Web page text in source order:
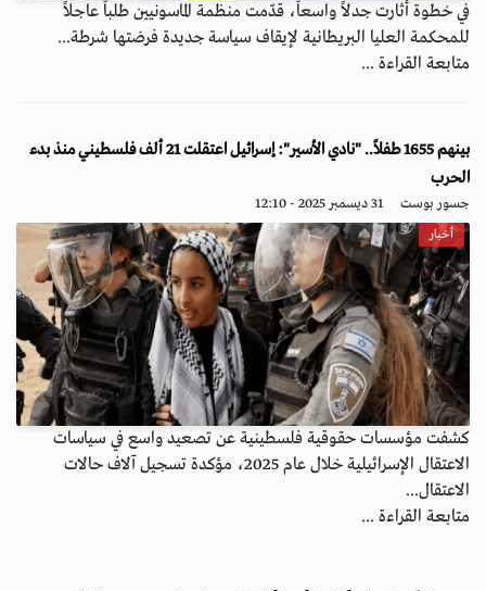
في خطوة أثارت جدلاً واسعاً، قدّمت منظمة الماسونيين طلباً عاجلاً
للمحكمة العليا البريطانية لإيقاف سياسة جديدة فرضتها شرطة...
متابعة القراءة ...
بينهم 1655 طفلاً.. "نادي الأسير": إسرائيل اعتقلت 21 ألف فلسطيني منذ بدء
الحرب
جسور بوست 31 ديسمبر 2025 - 12:10
أخبار
كشفت مؤسسات حقوقية فلسطينية عن تصعيد واسع في سياسات
الاعتقال الإسرائيلية خلال عام 2025، مؤكدة تسجيل آلاف حالات
الاعتقال...
متابعة القراءة ...